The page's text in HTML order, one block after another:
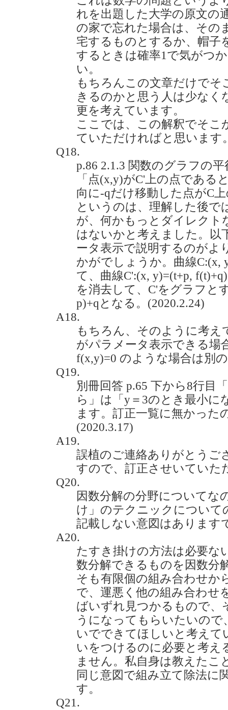
れを出題した大学の原文の
の家で忘れた場合は、その
宅するものとするか、帽子
するときは確率1で気がつ
い。
もちろんこの文章だけで
きるのかと思う人は少なく
更を考えています。
ここでは、この解釈でそこ
ていただければと思います
Q18.
p.86 2.1.3 関数のグラフの
「点(x,y)がC'上の点である
向に-qだけ移動した点がC
というのは、理解した後で
が、何かもっとダイレクト
はないかと考えました。以
ータ表示で説明するのがよ
かがでしょうか。曲線C:(x,
て、曲線C':(x, y)=(t+p,
を消去して、C'をグラフと
p)+qとなる。(2020.2.24)
A18.
もちろん、そのように考え
がパラメータ表示できる場
f(x,y)=0 のような場合は別
Q19.
別冊回答 p.65 下から8行目
ら」は「y＝3のとき最小に
ます。訂正一覧に無かった
(2020.3.17)
A19.
誤植のご連絡ありがとうご
すので、訂正させいていた
Q20.
因数分解の分野についてな
け」のテクニックについて
記載しない意図はあります
A20.
たすき掛けの方法は必要な
数分解できるものを因数分
そも有限個の組み合わせか
で、運悪く他の組み合わせ
ばいずれ見つかるもので、
うになってもらいたいの
いでできてほしいと考えて
いをつけるのに必要と考え
ません。私自身は教えた
同じ意図で組み立て除法に
す。
Q21.